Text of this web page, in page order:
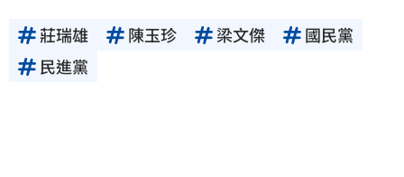
莊瑞雄 陳玉珍 梁文傑
國民黨
民進黨